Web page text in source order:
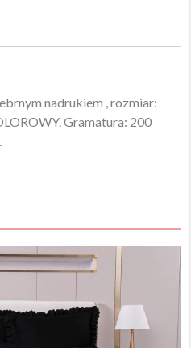
nadrukiem , rozmiar:
Gramatura: 200